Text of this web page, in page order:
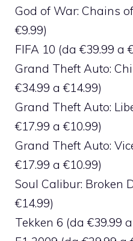
God of War: Chains
€9.99)
FIFA 10 (da €39.99 a
Grand Theft Auto:
€34.99 a €14.99)
Grand Theft Auto:
€17.99 a €10.99)
Grand Theft Auto:
€17.99 a €10.99)
Soul Calibur: Broken
€14.99)
Tekken 6 (da €39.99